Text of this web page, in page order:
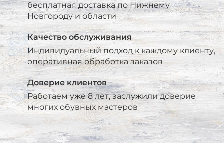
бесплатная доставка по Нижнему
Новгороду и области
Качество обслуживания
Индивидуальный подход к каждому клиенту,
оперативная обработка заказов
Доверие клиентов
Работаем уже 8 лет, заслужили доверие
многих обувных мастеров